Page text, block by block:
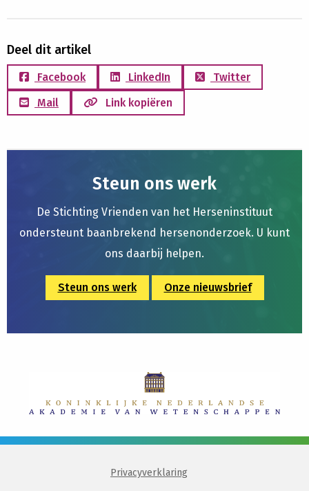
Deel dit artikel
Facebook LinkedIn
Twitter
Mail
Link kopiëren
Steun ons werk
De Stichting Vrienden van het Herseninstituut
ondersteunt baanbrekend hersenonderzoek. U kunt
ons daarbij helpen.
Steun ons werk Onze nieuwsbrief
Privacyverklaring